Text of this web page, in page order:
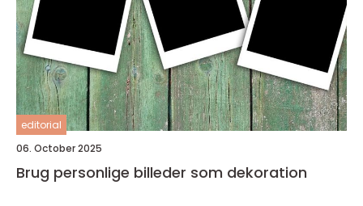
editorial
06. October 2025
Brug personlige billeder som dekoration